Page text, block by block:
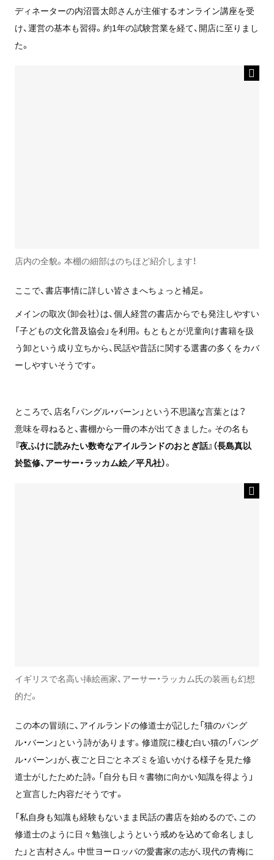
ディネーターの内沼晋太郎さんが主催するオンライン講座を受
け、運営の基本も習得。約1年の試験営業を経て、開店に至りまし
た。
店内の全貌。本棚の細部はのちほど紹介します！
ここで、書店事情に詳しい皆さまへちょっと補足。
メインの取次（卸会社）は、個人経営の書店からでも発注しやすい
「子どもの文化普及協会」を利用。もともとが児童向け書籍を扱
う卸という成り立ちから、民話や昔話に関する選書の多くをカバ
ーしやすいそうです。
ところで、店名「パングル・バーン」という不思議な言葉とは？
意味を尋ねると、書棚から一冊の本が出てきました。その名も
『夜ふけに読みたい数奇なアイルランドのおとぎ話』（長島真以
於監修、アーサー・ラッカム絵／平凡社）。
イギリスで名高い挿絵画家、アーサー・ラッカム氏の装画も幻想
的だ。
この本の冒頭に、アイルランドの修道士が記した「猫のパング
ル・バーン」という詩があります。修道院に棲む白い猫の「パング
ル・バーン」が、夜ごと日ごとネズミを追いかける様子を見た修
道士がしたためた詩。「自分も日々書物に向かい知識を得よう」
と宣言した内容だそうです。
「私自身も知識も経験もないまま民話の書店を始めるので、この
修道士のように日々勉強しようという戒めを込めて命名しまし
た」と吉村さん。中世ヨーロッパの愛書家の志が、現代の青梅に